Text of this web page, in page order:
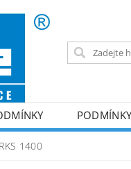
DŘEVA
1400